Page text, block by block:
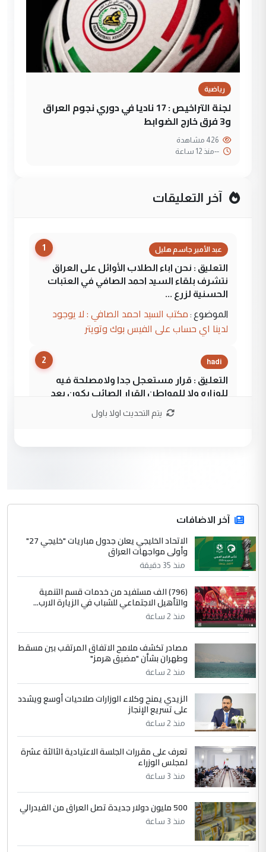
رياضية
لجنة التراخيص : 17 ناديا في دوري نجوم العراق
و3 فرق خارج الضوابط
--منذ 12 ساعة
آخر التعليقات
1 عبد الأمير جاسم هليل
التعليق : نحن اباء الطلاب الأوائل على العراق
نتشرف بلقاء السيد احمد الصافي في العتبات
الحسنية لزرع ...
الموضوع : مكتب السيد احمد الصافي : لا يوجود
لدينا اي حساب على الفيس بوك وتويتر
2 hadi
التعليق : قرار مستعجل جدا ولامصلحة فيه
للوزاره ولا للمواطن القرار الصائب يكون بعد
جنسية الرافد الثالث للعراق ومن اصول عريقة
ابا فرات ...
الموضوع :
الجواهري يرد على صدام حسين سل
مضجعيك يابن الزنا (نص كامل)
سردار
التعليق : واحد من عصابة علي ماما يسقط
جنسية الرافد الثالث للعراق ومن اصول عريقة
ابا فرات ...
الجواهري يرد على صدام حسين سل
مضجعيك يابن الزنا (نص كامل)
5
التعليق : تحياتي لك استاذ حامدتركان. كلام
دقيق ومسؤول؛ فالاستثمار الحقيقي للإنسان
الموضوع :
بين الإهمال واغتصاب الأرض.. بلاد
الرافدين تعاني الجفاف والتصحر!!
يتم التحديث اولا باول
آخر الاضافات
الاتحاد الخليجي يعلن جدول مباريات "خليجي 27"
وأولى مواجهات العراق
منذ 35 دقيقة
(796) الف مستفيد من خدمات قسم التنمية
والتأهيل الاجتماعي للشباب في الزيارة الارب...
منذ 2 ساعة
مصادر تكشف ملامح الاتفاق المرتقب بين مسقط
وطهران بشأن "مضيق هرمز"
منذ 2 ساعة
الزيدي يمنح وكلاء الوزارات صلاحيات أوسع ويشدد
على تسريع الإنجاز
منذ 2 ساعة
تعرف على مقررات الجلسة الاعتيادية الثالثة عشرة
لمجلس الوزراء
منذ 3 ساعة
500 مليون دولار جديدة تصل العراق من الفيدرالي
منذ 3 ساعة